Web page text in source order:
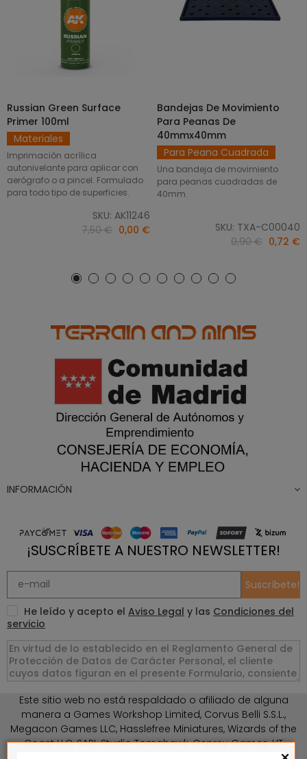
AÑADIR AL CARRITO
Russian Green Surface
Primer 100ml
Materiales
Imprimación acrílica
autonivelante para aplicar con
aerógrafo o a pincel. Formulado
para todo tipo de superficies.
SKU: AK11246
7,50 € 0,00 €
SELECCIONAR OPCIONES
Bandejas De Movimiento
Para Peanas De
40mmx40mm
Para Peana Cuadrada
Una bandeja de movimiento
para peanas cuadradas de
40mm.
SKU: TXA-C00040
0,90 € 0,72 €
INFORMACIÓN
¡SUSCRÍBETE A NUESTRO NEWSLETTER!
Suscríbete!
He leído y acepto el Aviso Legal y las Condiciones del
servicio
Este sitio web no está respaldado o afiliado de alguna
manera a Games Workshop Limited, Corvus Belli S.S.L.,
Megacon Games LLC, Hasslefree Miniatures, Wizards of the
Coast LLC, SARL Studio Tomahawk, Osprey Games, HT